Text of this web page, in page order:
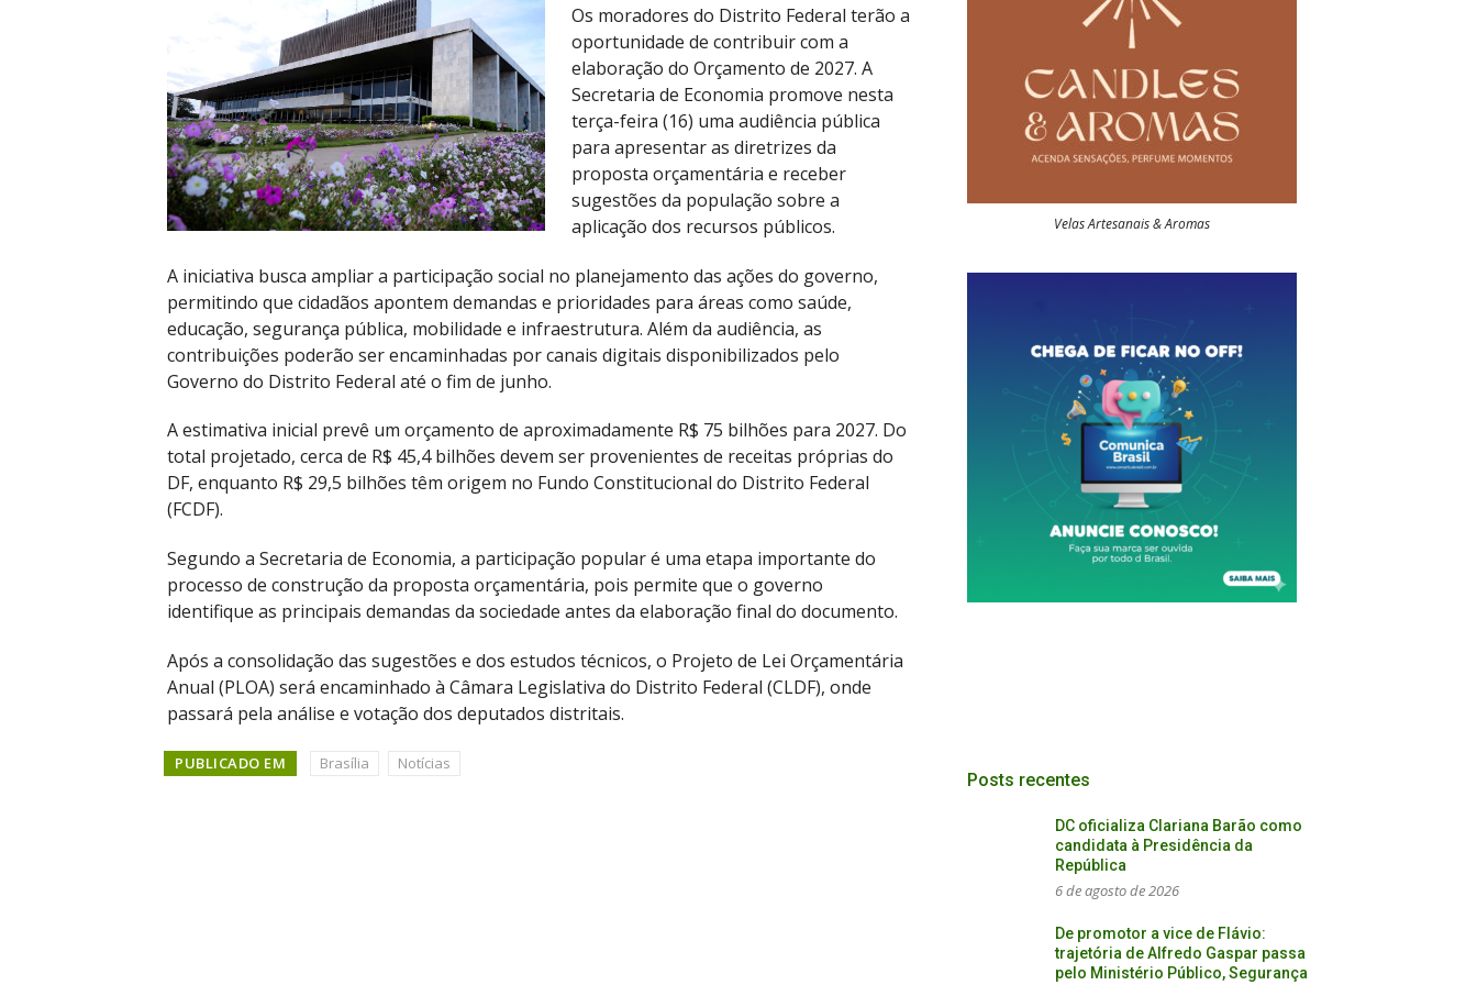
Os moradores do Distrito Federal terão a
oportunidade de contribuir com a
elaboração do Orçamento de 2027. A
Secretaria de Economia promove nesta
terça-feira (16) uma audiência pública
para apresentar as diretrizes da
proposta orçamentária e receber
sugestões da população sobre a
aplicação dos recursos públicos.
A iniciativa busca ampliar a participação social no planejamento das ações do governo,
permitindo que cidadãos apontem demandas e prioridades para áreas como saúde,
educação, segurança pública, mobilidade e infraestrutura. Além da audiência, as
contribuições poderão ser encaminhadas por canais digitais disponibilizados pelo
Governo do Distrito Federal até o fim de junho.
A estimativa inicial prevê um orçamento de aproximadamente R$ 75 bilhões para 2027. Do
total projetado, cerca de R$ 45,4 bilhões devem ser provenientes de receitas próprias do
DF, enquanto R$ 29,5 bilhões têm origem no Fundo Constitucional do Distrito Federal
(FCDF).
Segundo a Secretaria de Economia, a participação popular é uma etapa importante do
processo de construção da proposta orçamentária, pois permite que o governo
identifique as principais demandas da sociedade antes da elaboração final do documento.
Após a consolidação das sugestões e dos estudos técnicos, o Projeto de Lei Orçamentária
Anual (PLOA) será encaminhado à Câmara Legislativa do Distrito Federal (CLDF), onde
passará pela análise e votação dos deputados distritais.
PUBLICADO EM Brasília Notícias
Velas Artesanais & Aromas
Posts recentes
DC oficializa Clariana Barão como
candidata à Presidência da
República
6 de agosto de 2026
De promotor a vice de Flávio:
trajetória de Alfredo Gaspar passa
pelo Ministério Público, Segurança